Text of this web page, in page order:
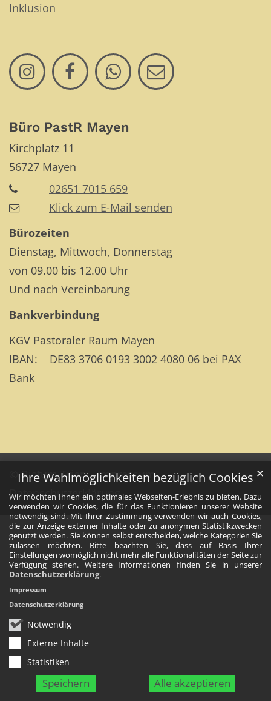
Ihre Wahlmöglichkeiten bezüglich Cookies
Wir möchten Ihnen ein optimales Webseiten-Erlebnis zu bieten. Dazu
verwenden wir Cookies, die für das Funktionieren unserer Website
notwendig sind. Mit Ihrer Zustimmung verwenden wir auch Cookies,
die zur Anzeige externer Inhalte oder zu anonymen Statistikzwecken
genutzt werden. Sie können selbst entscheiden, welche Kategorien Sie
zulassen möchten. Bitte beachten Sie, dass auf Basis Ihrer
Einstellungen womöglich nicht mehr alle Funktionalitäten der Seite zur
Verfügung stehen. Weitere Informationen finden Sie in unserer
Datenschutzerklärung.
Notwendig
Externe Inhalte
Statistiken
Speichern Alle akzeptieren
✕
Impressum
Datenschutzerklärung
Inklusion
Büro PastR Mayen
Kirchplatz 11
56727 Mayen
02651 7015 659
Klick zum E-Mail senden
Bürozeiten
Dienstag, Mittwoch, Donnerstag
von 09.00 bis 12.00 Uhr
Und nach Vereinbarung
Bankverbindung
KGV Pastoraler Raum Mayen
IBAN: DE83 3706 0193 3002 4080 06 bei PAX
Bank
© Bistum Trier
Impressum
Datenschutzerklärung